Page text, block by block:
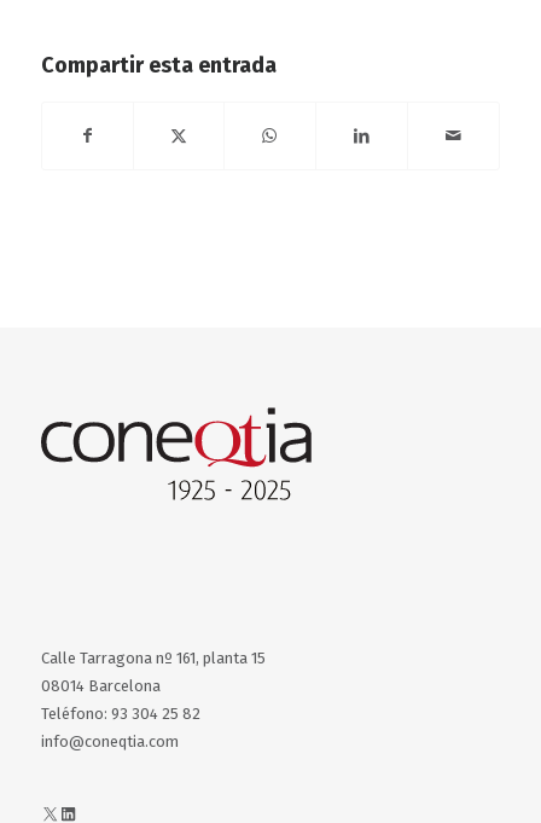
Compartir esta entrada
Calle Tarragona nº 161, planta 15
08014 Barcelona
Teléfono: 93 304 25 82
info@coneqtia.com
X LinkedIn